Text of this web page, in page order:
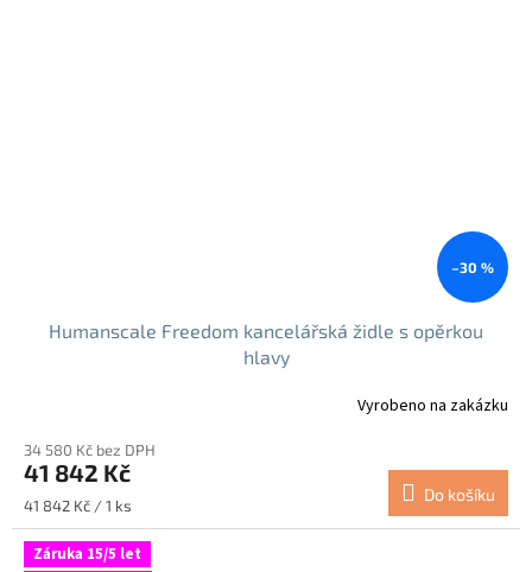
–30 %
Humanscale Freedom kancelářská židle s opěrkou
hlavy
Vyrobeno na zakázku
34 580 Kč bez DPH
41 842 Kč
Měrná
cena:
41 842 Kč / 1 ks
Do košíku
Záruka 15/5 let